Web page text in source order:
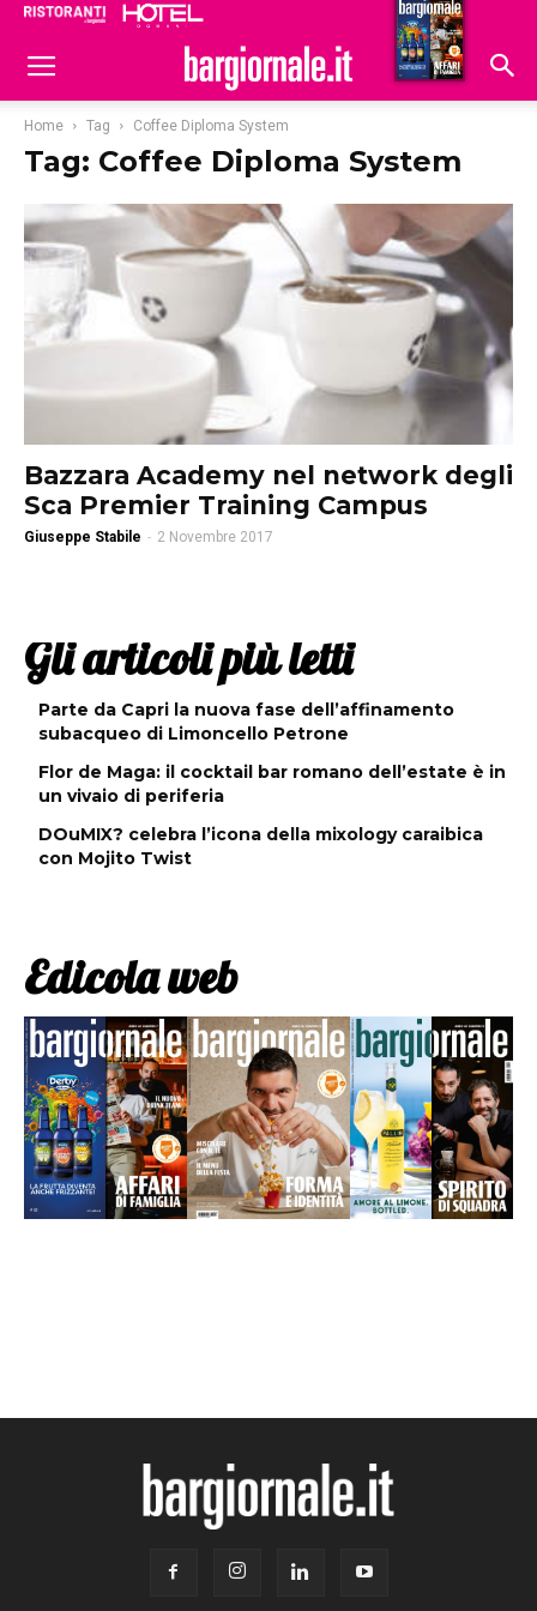
Hoteldomani
Home Tag Coffee Diploma System
Tag: Coffee Diploma System
Bazzara Academy nel network degli
Sca Premier Training Campus
Giuseppe Stabile - 2 Novembre 2017
Gli articoli più letti
Parte da Capri la nuova fase dell’affinamento
subacqueo di Limoncello Petrone
Flor de Maga: il cocktail bar romano dell’estate è in
un vivaio di periferia
DOuMIX? celebra l’icona della mixology caraibica
con Mojito Twist
Edicola web